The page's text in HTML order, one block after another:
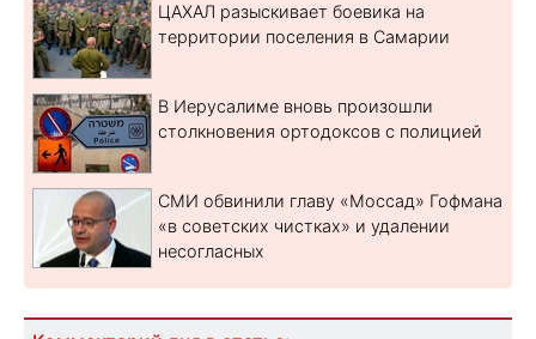
ЦАХАЛ разыскивает боевика на
территории поселения в Самарии
В Иерусалиме вновь произошли
столкновения ортодоксов с полицией
СМИ обвинили главу «Моссад» Гофмана
«в советских чистках» и удалении
несогласных